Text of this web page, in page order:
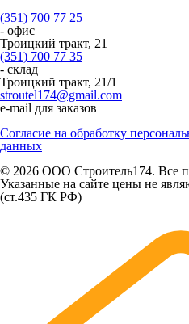
(351) 700 77 25
- офис
Троицкий тракт, 21
(351) 700 77 35
- склад
Троицкий тракт, 21/1
stroutel174@gmail.com
e-mail для заказов
Согласие на обработку
данных
© 2026 ООО Строитель174. Все
Указанные на сайте цены не
(ст.435 ГК РФ)